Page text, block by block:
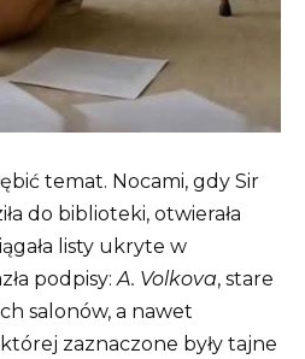
temat. Nocami, gdy Sir
do biblioteki, otwierała
listy ukryte w
podpisy:A. Volkova, stare
salonów, a nawet
zaznaczone były tajne